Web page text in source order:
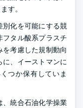
す。
別化を可能にする競
タル酸系プラスチ
考慮した規制動向
、イーストマンに
つか保有していま
、統合石油化学操業